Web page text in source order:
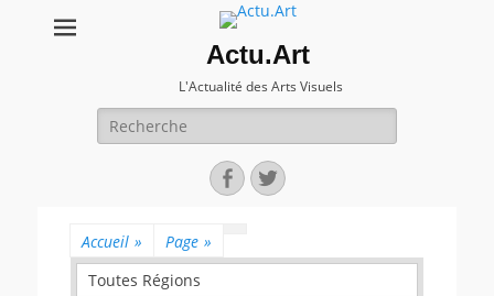
Actu.Art
L'Actualité des Arts Visuels
Recherche
pour:
Facebook
Twitter
Accueil » Page »
Toutes Régions